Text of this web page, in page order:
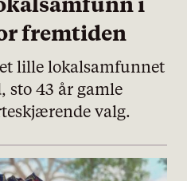
i
fremtiden
lille lokalsamfunnet
sto 43 år gamle
valg.